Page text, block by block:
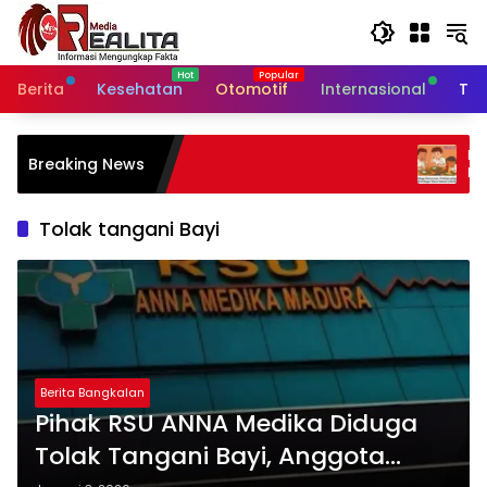
Langsung
konten
Berita
Kesehatan Otomotif Internasional
Breaking News
Diduga Keracunan, Puluhan
Dramaga Kabupaten Bogor
Puskesmas
Tolak tangani Bayi
Berita Bangkalan
Pihak RSU ANNA Medika Diduga
Tolak Tangani Bayi, Anggota